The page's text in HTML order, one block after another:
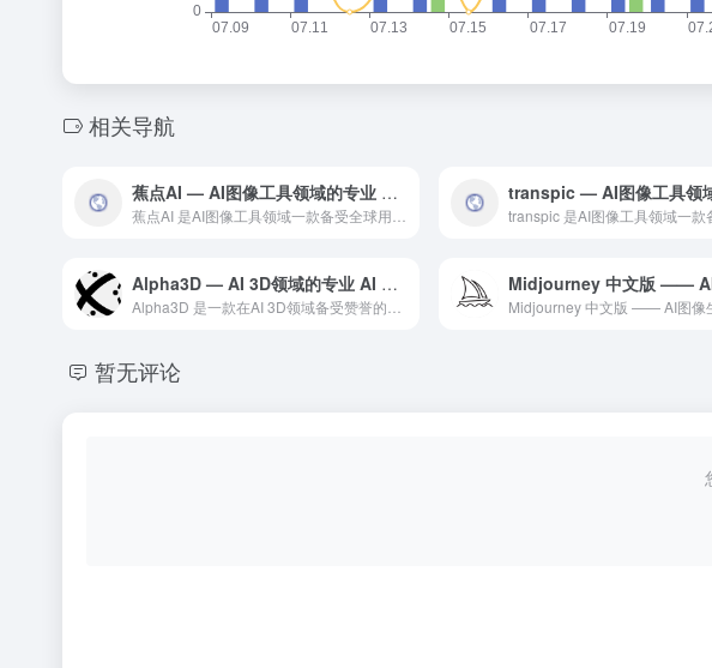
相关导航
蕉点AI — AI图像工具领域的专业 AI 工具
Alpha3D — AI 3D领域的专业 AI 工具
暂无评论